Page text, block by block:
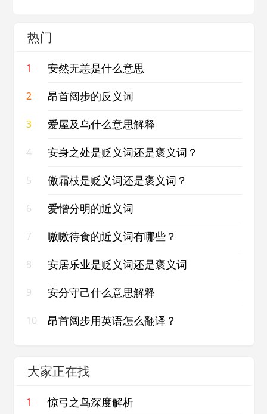
热门
1 安然无恙是什么意思
2 昂首阔步的反义词
3 爱屋及乌什么意思解释
4 安身之处是贬义词还是褒义词？
5 傲霜枝是贬义词还是褒义词？
6 爱憎分明的近义词
7 嗷嗷待食的近义词有哪些？
8 安居乐业是贬义词还是褒义词
9 安分守己什么意思解释
10 昂首阔步用英语怎么翻译？
大家正在找
1 惊弓之鸟深度解析